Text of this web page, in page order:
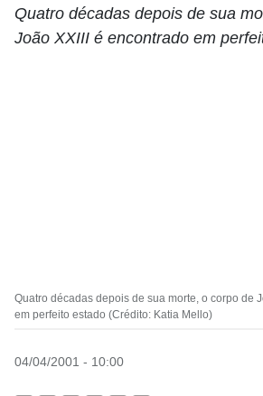
Quatro décadas depois de sua
João XXIII é encontrado em
Quatro décadas depois de sua morte, o corpo de
em perfeito estado (Crédito: Katia Mello)
04/04/2001 - 10:00